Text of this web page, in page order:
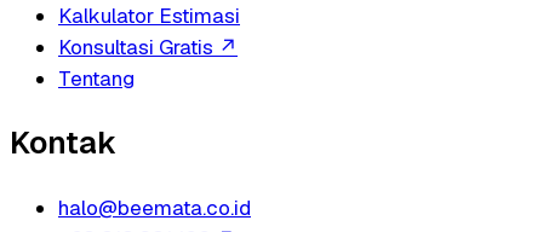
Kalkulator Estimasi
Konsultasi Gratis ↗
Tentang
Kontak
halo@beemata.co.id